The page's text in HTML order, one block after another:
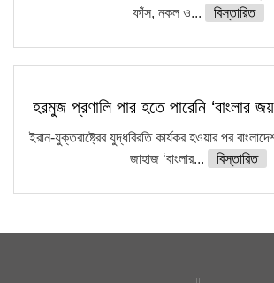
ফাঁস, নকল ও...
বিস্তারিত
হরমুজ প্রণালি পার হতে পারেনি ‘বাংলার
ইরান-যুক্তরাষ্ট্রের যুদ্ধবিরতি কার্যকর হওয়ার পর
জাহাজ ‘বাংলার...
বিস্তারিত